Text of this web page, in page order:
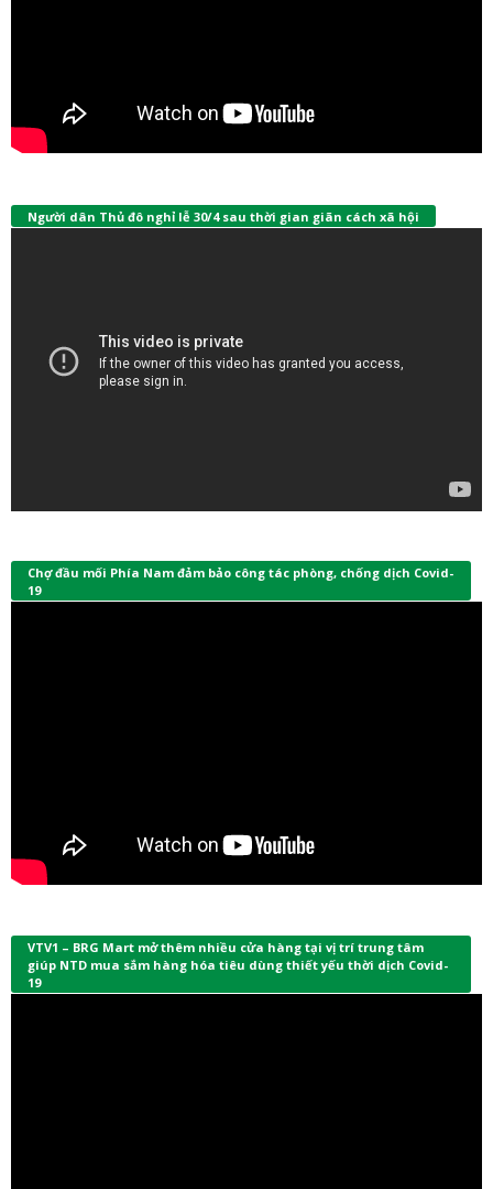
Người dân Thủ đô nghỉ lễ 30/4 sau thời gian giãn cách xã hội
Chợ đầu mối Phía Nam đảm bảo công tác phòng, chống dịch Covid-
19
VTV1 – BRG Mart mở thêm nhiều cửa hàng tại vị trí trung tâm
giúp NTD mua sắm hàng hóa tiêu dùng thiết yếu thời dịch Covid-
19